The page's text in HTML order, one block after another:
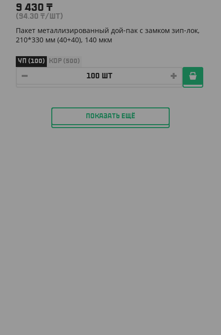
9 430 ₸
(94.30 ₸/ШТ)
Пакет металлизированный дой-пак с замком зип-лок,
210*330 мм (40+40), 140 мкм
УП (100) КОР (500)
ПОКАЗАТЬ ЕЩЁ